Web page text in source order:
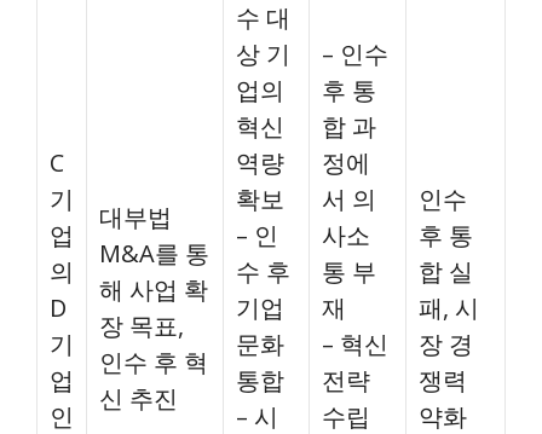
C
기
업
의
D
기
업
인
대부법
M&A를 통
해 사업 확
장 목표,
인수 후 혁
신 추진
수 대
상 기
업의
혁신
역량
확보
– 인
수 후
기업
문화
통합
– 시
– 인수
후 통
합 과
정에
서 의
사소
통 부
재
– 혁신
전략
수립
인수
후 통
합 실
패, 시
장 경
쟁력
약화